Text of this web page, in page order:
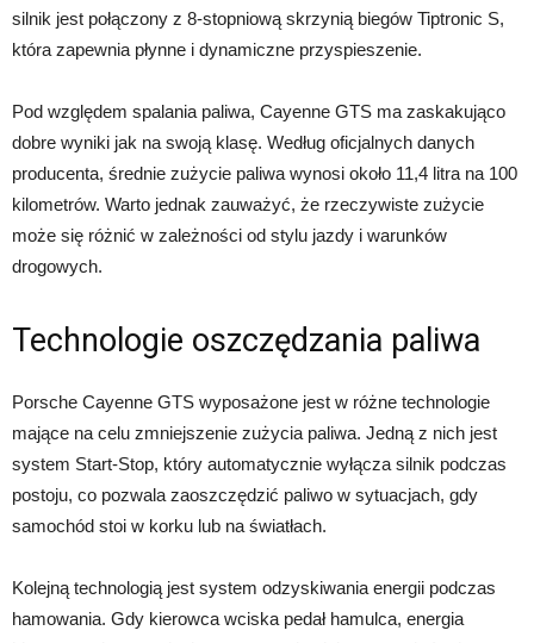
silnik jest połączony z 8-stopniową skrzynią biegów Tiptronic S,
która zapewnia płynne i dynamiczne przyspieszenie.
Pod względem spalania paliwa, Cayenne GTS ma zaskakująco
dobre wyniki jak na swoją klasę. Według oficjalnych danych
producenta, średnie zużycie paliwa wynosi około 11,4 litra na 100
kilometrów. Warto jednak zauważyć, że rzeczywiste zużycie
może się różnić w zależności od stylu jazdy i warunków
drogowych.
Technologie oszczędzania paliwa
Porsche Cayenne GTS wyposażone jest w różne technologie
mające na celu zmniejszenie zużycia paliwa. Jedną z nich jest
system Start-Stop, który automatycznie wyłącza silnik podczas
postoju, co pozwala zaoszczędzić paliwo w sytuacjach, gdy
samochód stoi w korku lub na światłach.
Kolejną technologią jest system odzyskiwania energii podczas
hamowania. Gdy kierowca wciska pedał hamulca, energia